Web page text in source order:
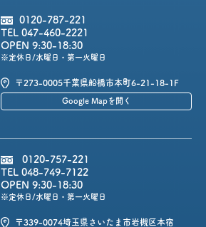
0120-787-221
TEL 047-460-2221
OPEN 9:30-18:30
※定休日/水曜日・第一火曜日
〒273-0005千葉県船橋市本町6-21-18-1F
Google Mapを開く
0120-757-221
TEL 048-749-7122
OPEN 9:30-18:30
※定休日/水曜日・第一火曜日
〒339-0074埼玉県さいたま市岩槻区本宿